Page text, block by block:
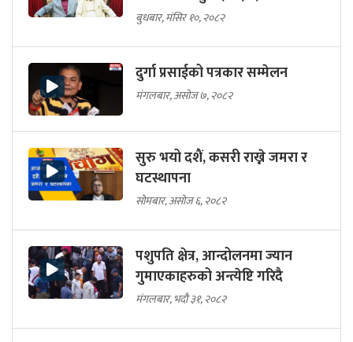
बुधबार, मंसिर १०, २०८२
दुर्गा प्रसाईको पत्रकार सम्मेलन
मंगलबार, असोज ७, २०८२
सुरु भयो दशैं, कसरी राख्ने जमरा र
घटस्थापना
सोमबार, असोज ६, २०८२
पशुपति क्षेत्र, आन्दोलनमा ज्यान
गुमाएकाहरुको अन्त्येष्टि गरिदै
मंगलबार, भदौ ३१, २०८२